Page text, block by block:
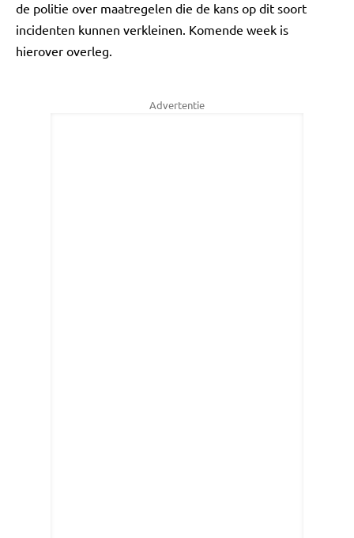
de politie over maatregelen die de kans op dit soort
incidenten kunnen verkleinen. Komende week is
hierover overleg.
Advertentie